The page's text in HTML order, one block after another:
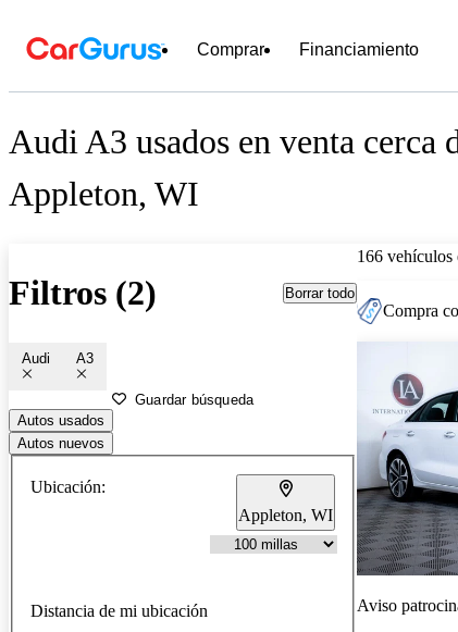
Comprar Financiamiento
Audi A3 usados en venta cerca
Appleton, WI
Filtros (2) Borrar todo
Audi A3
Guardar búsqueda
Autos usados
Autos nuevos
Ubicación:
Appleton, WI
Distancia de mi ubicación
166 vehículos
Compra
Aviso